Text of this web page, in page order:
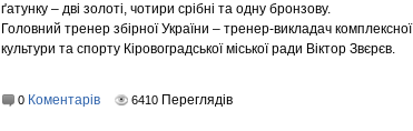
ґатунку – дві золоті, чотири срібні та одну бронзову.
Головний тренер збірної України – тренер-викладач
культури та спорту Кіровоградської міської ради Віктор Звєрєв.
0 Коментарів 6410 Переглядів